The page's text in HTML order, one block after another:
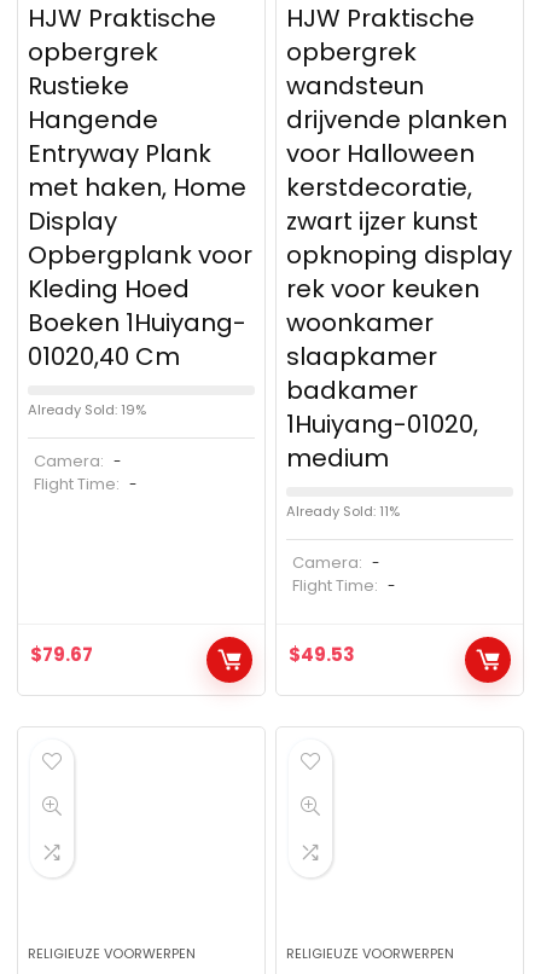
HJW Praktische
opbergrek
Rustieke
Hangende
Entryway Plank
met haken, Home
Display
Opbergplank voor
Kleding Hoed
Boeken 1Huiyang-
01020,40 Cm
Already Sold: 19%
Camera: -
Flight Time: -
$79.67
HJW Praktische
opbergrek
wandsteun
drijvende planken
voor Halloween
kerstdecoratie,
zwart ijzer kunst
opknoping display
rek voor keuken
woonkamer
slaapkamer
badkamer
1Huiyang-01020,
medium
Already Sold: 11%
Camera: -
Flight Time: -
$49.53
RELIGIEUZE VOORWERPEN RELIGIEUZE VOORWERPEN